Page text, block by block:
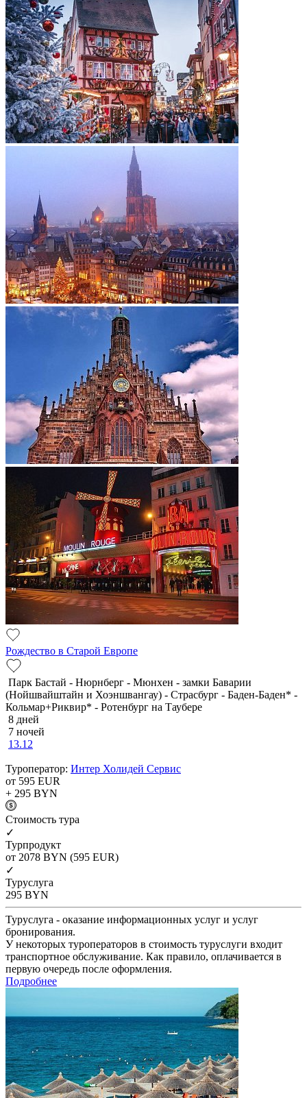
Рождество в Старой Европе
Парк Бастай - Нюрнберг - Мюнхен - замки Баварии
(Нойшвайштайн и Хоэншвангау) - Страсбург - Баден-Баден* -
Кольмар+Риквир* - Ротенбург на Таубере
8 дней
7 ночей
13.12
Туроператор: Интер Холидей Сервис
от 595 EUR
+ 295 BYN
Cтоимость тура
✓
Турпродукт
от 2078 BYN (595 EUR)
✓
Туруслуга
295 BYN
Туруслуга - оказание информационных услуг и услуг
бронирования.
У некоторых туроператоров в стоимость туруслуги входит
транспортное обслуживание. Как правило, оплачивается в
первую очередь после оформления.
Подробнее